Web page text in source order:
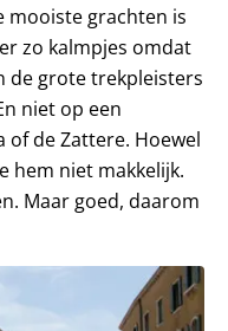
mooiste grachten is
zo kalmpjes omdat
de grote trekpleisters
niet op een
de Zattere. Hoewel
hem niet makkelijk.
Maar goed, daarom